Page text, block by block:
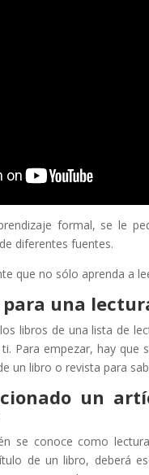
formal, se le
diferentes fuentes.
que no sólo aprenda a
una
libros de una lista de
Para empezar, hay que
un libro o revista para
un
se conoce como
de un libro, deberá